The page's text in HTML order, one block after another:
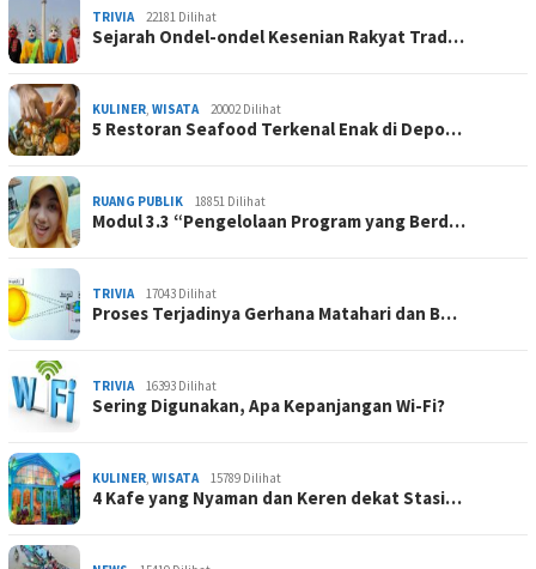
TRIVIA 22181 Dilihat
Sejarah Ondel-ondel Kesenian Rakyat Trad…
KULINER, WISATA 20002 Dilihat
5 Restoran Seafood Terkenal Enak di Depo…
RUANG PUBLIK 18851 Dilihat
Modul 3.3 “Pengelolaan Program yang Berd…
TRIVIA 17043 Dilihat
Proses Terjadinya Gerhana Matahari dan B…
TRIVIA 16393 Dilihat
Sering Digunakan, Apa Kepanjangan Wi-Fi?
KULINER, WISATA 15789 Dilihat
4 Kafe yang Nyaman dan Keren dekat Stasi…